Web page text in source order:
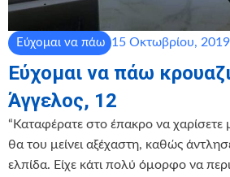
Εύχομαι να πάω 15 Οκτωβρίου, 2019
Εύχομαι να πάω
Άγγελος, 12
“Καταφέρατε στο έπακρο να χαρίσετε
θα του μείνει αξέχαστη, καθώς
ελπίδα. Είχε κάτι πολύ όμορφο να